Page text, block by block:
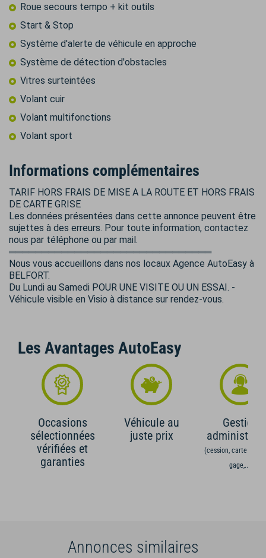
Roue secours tempo + kit outils
Start & Stop
Système d'alerte de véhicule en approche
Système de détection d'obstacles
Vitres surteintées
Volant cuir
Volant multifonctions
Volant sport
Informations complémentaires
TARIF HORS FRAIS DE MISE A LA ROUTE ET HORS FRAIS
DE CARTE GRISE
Les données présentées dans cette annonce peuvent être
sujettes à des erreurs. Pour toute information, contactez
nous par téléphone ou par mail.
═══════════════════════════════
Nous vous accueillons dans nos locaux Agence AutoEasy à
BELFORT.
Du Lundi au Samedi POUR UNE VISITE OU UN ESSAI. -
Véhicule visible en Visio à distance sur rendez-vous.
Les Avantages AutoEasy
Occasions
sélectionnées
vérifiées et
garanties
Véhicule au
juste prix
Gestion
(cession, carte grise,
gage,...)
Annonces similaires